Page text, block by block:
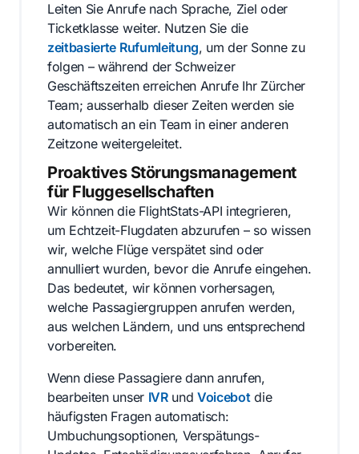
Leiten Sie Anrufe nach Sprache, Ziel oder
Ticketklasse weiter. Nutzen Sie die
zeitbasierte Rufumleitung, um der Sonne zu
folgen – während der Schweizer
Geschäftszeiten erreichen Anrufe Ihr Zürcher
Team; ausserhalb dieser Zeiten werden sie
automatisch an ein Team in einer anderen
Zeitzone weitergeleitet.
Proaktives Störungsmanagement
für Fluggesellschaften
Wir können die FlightStats-API integrieren,
um Echtzeit-Flugdaten abzurufen – so wissen
wir, welche Flüge verspätet sind oder
annulliert wurden, bevor die Anrufe eingehen.
Das bedeutet, wir können vorhersagen,
welche Passagiergruppen anrufen werden,
aus welchen Ländern, und uns entsprechend
vorbereiten.
Wenn diese Passagiere dann anrufen,
bearbeiten unser IVRundVoicebotdie
häufigsten Fragen automatisch:
Umbuchungsoptionen, Verspätungs-